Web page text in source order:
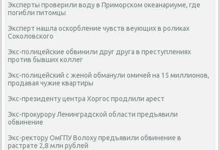
Эксперты проверили воду в Приморском океанариуме, где
погибли питомцы
Эксперт нашла оскорбление чувств веующих в роликах
Соколовского
Экс-полицейские обвинили друг друга в преступлениях
против бывших коллег
Экс-полицейский с женой обманули омичей на 15 миллионов,
продавая чужие квартиры
Экс-президенту центра Хоргос продлили арест
Экс-прокурору Ленинградской области предъявили
обвинение
Экс-ректору ОмГПУ Волоху предъявили обвинение в
растрате 2,8 млн рублей